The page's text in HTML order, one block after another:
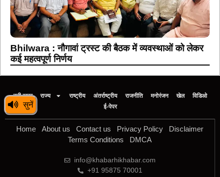
सुनें
Bhilwara : नौगावां ट्रस्ट की बैठक में व्यवस्थाओं को लेकर
कई महत्वपूर्ण निर्णय
बड़ी खबर राज्य राष्ट्रीय अंतर्राष्ट्रीय राजनीति मनोरंजन खेल
विडिओ
ई-पेपर
Home About us Contact us Privacy Policy
Disclaimer
Terms Conditions
DMCA
info@khabarhikhabar.com
+91 95875 70001